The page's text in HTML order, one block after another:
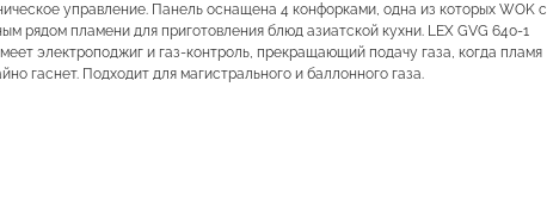
управление. Панель оснащена 4 конфорками, одна из которых WOK с
рядом пламени для приготовления блюд азиатской кухни. LEX GVG 640-1
электроподжиг и газ-контроль, прекращающий подачу газа, когда пламя
гаснет. Подходит для магистрального и баллонного газа.